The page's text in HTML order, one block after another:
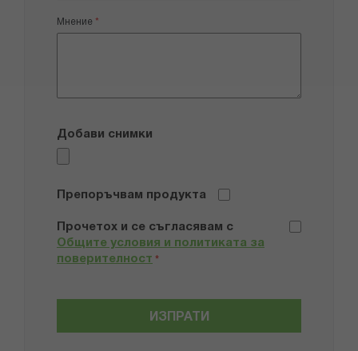
Мнение
Добави снимки
Препоръчвам продукта
Прочетох и се съгласявам с
Общите условия и политиката за
поверителност *
ИЗПРАТИ